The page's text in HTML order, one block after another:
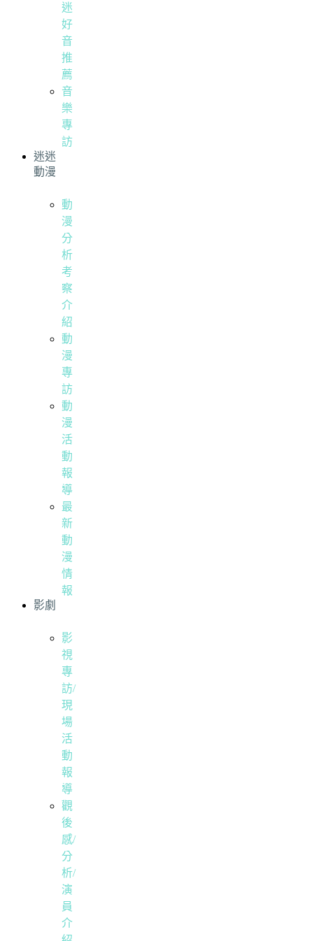
迷
好
音
推
薦
音
樂
專
訪
迷迷
動漫
動
漫
分
析
考
察
介
紹
動
漫
專
訪
動
漫
活
動
報
導
最
新
動
漫
情
報
影劇
影
視
專
訪/
現
場
活
動
報
導
觀
後
感/
分
析/
演
員
介